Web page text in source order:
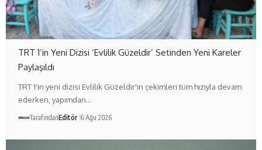
TRT 1’in Yeni Dizisi ‘Evlilik Güzeldir’ Setinden Yeni Kareler
Paylaşıldı
TRT 1'in yeni dizisi Evlilik Güzeldir'in çekimleri tüm hızıyla devam
ederken, yapımdan…
TarafındanEditör 6 Ağu 2026